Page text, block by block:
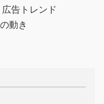
告トレンド
動き